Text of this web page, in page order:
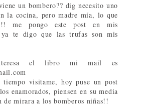
un bombero?? dig necesito uno
la cocina, pero madre mía, lo que
me pongo este post en mis
te digo que las trufas son mis
el libro mi mail es
visitame, hoy puse un post
enamorados, piensen en su media
de mirara a los bomberos niñas!!